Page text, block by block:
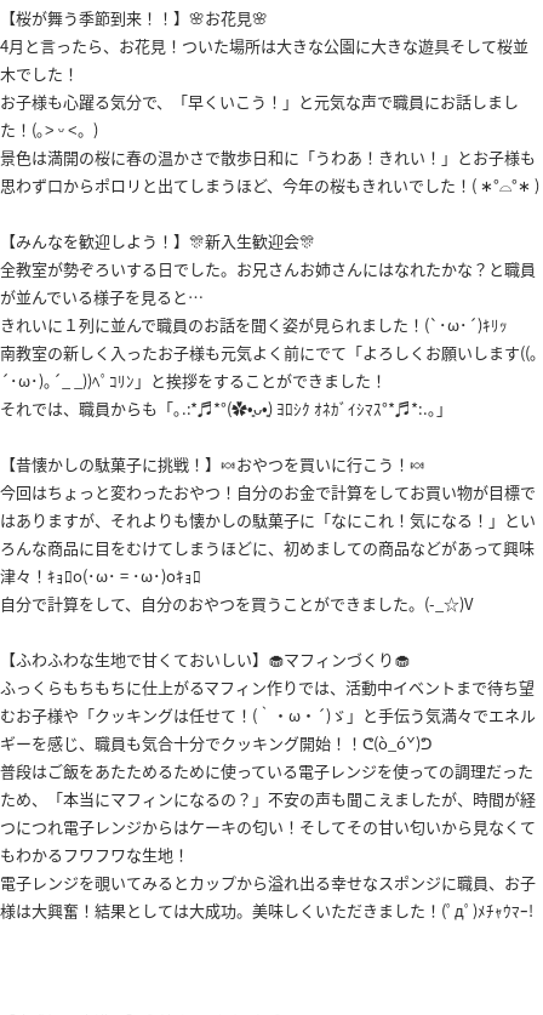
【桜が舞う季節到来！！】🌸お花見🌸
4月と言ったら、お花見！ついた場所は大きな公園に大きな遊具そして桜並
木でした！
お子様も心躍る気分で、「早くいこう！」と元気な声で職員にお話しまし
た！(｡˃ ᵕ ˂。)
景色は満開の桜に春の温かさで散歩日和に「うわあ！きれい！」とお子様も
思わず口からポロリと出てしまうほど、今年の桜もきれいでした！( ∗︎°⌓︎°∗︎ )︎
【みんなを歓迎しよう！】🎊新入生歓迎会🎊
全教室が勢ぞろいする日でした。お兄さんお姉さんにはなれたかな？と職員
が並んでいる様子を見ると…
きれいに１列に並んで職員のお話を聞く姿が見られました！(`･ω･´)ｷﾘｯ
南教室の新しく入ったお子様も元気よく前にでて「よろしくお願いします((｡
´･ω･)｡´_ _))ﾍﾟｺﾘﾝ」と挨拶をすることができました！
それでは、職員からも「｡.:*♬*°(✿•͈ᴗ•͈) ﾖﾛｼｸ ｵﾈｶﾞｲｼﾏｽ°*♬*:.｡」
【昔懐かしの駄菓子に挑戦！】🍬おやつを買いに行こう！🍬
今回はちょっと変わったおやつ！自分のお金で計算をしてお買い物が目標で
はありますが、それよりも懐かしの駄菓子に「なにこれ！気になる！」とい
ろんな商品に目をむけてしまうほどに、初めましての商品などがあって興味
津々！ｷｮﾛo(･ω･ = ･ω･)oｷｮﾛ
自分で計算をして、自分のおやつを買うことができました。(-_☆)V
【ふわふわな生地で甘くておいしい】🧁マフィンづくり🧁
ふっくらもちもちに仕上がるマフィン作りでは、活動中イベントまで待ち望
むお子様や「クッキングは任せて！(｀・ω・´)ゞ」と手伝う気満々でエネル
ギーを感じ、職員も気合十分でクッキング開始！！ᕦ(ò_óˇ)ᕤ
普段はご飯をあたためるために使っている電子レンジを使っての調理だった
ため、「本当にマフィンになるの？」不安の声も聞こえましたが、時間が経
つにつれ電子レンジからはケーキの匂い！そしてその甘い匂いから見なくて
もわかるフワフワな生地！
電子レンジを覗いてみるとカップから溢れ出る幸せなスポンジに職員、お子
様は大興奮！結果としては大成功。美味しくいただきました！(ﾟдﾟ)ﾒﾁｬｳﾏｰ!